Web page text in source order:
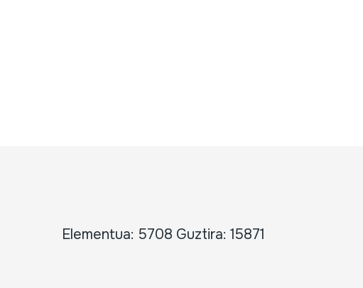
Elementua: 5708 Guztira: 15871